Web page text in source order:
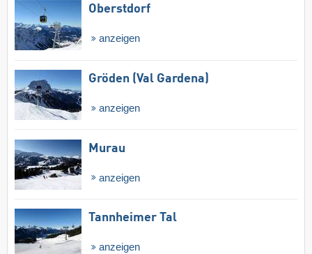
Oberstdorf
anzeigen
Gröden (Val Gardena)
anzeigen
Murau
anzeigen
Tannheimer Tal
anzeigen